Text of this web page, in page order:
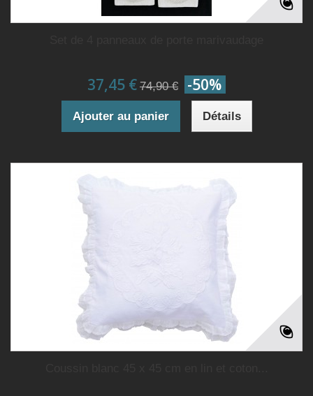
37,45 € 74,90 € -50%
Ajouter au panier Détails